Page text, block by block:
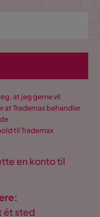
at jeg gerne vil
at Trademax behandler
til Trademax
en konto til
ét sted